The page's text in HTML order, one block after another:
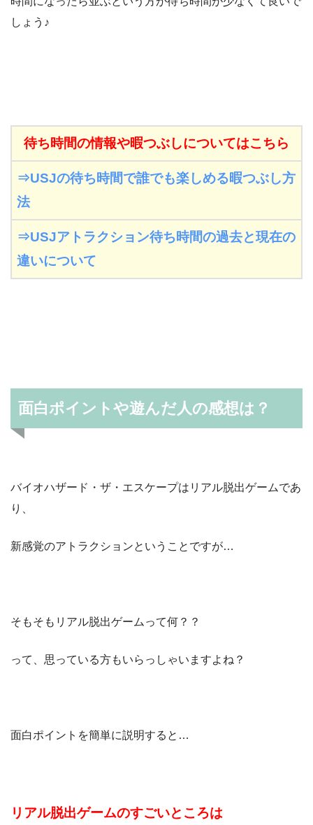
しょう♪
待ち時間の情報や暇つぶしについてはこちら
⇒USJの待ち時間で誰でも楽しめる暇つぶし方
法
⇒USJアトラクション待ち時間の過去と現在の
違いについて
面白ポイントや遊んだ人の感想は？
バイオハザード・ザ・エスケープはリアル脱出ゲームであ
り、
新感覚のアトラクションということですが…
そもそもリアル脱出ゲームって何？？
って、思っている方もいらっしゃいますよね？
面白ポイントを簡単に説明すると…
リアル脱出ゲームのすごいところは